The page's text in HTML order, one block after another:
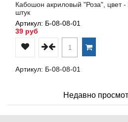
Кабошон акриловый "Роза", цвет
штук
Артикул: Б-08-08-01
39 руб
Артикул: Б-08-08-01
Недавно